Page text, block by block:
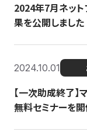
2024年7月ネット
果を公開しました
2024.10.01
【一次助成終了
無料セミナーを